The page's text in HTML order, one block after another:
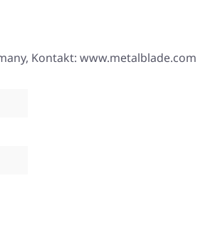
Kontakt: www.metalblade.com